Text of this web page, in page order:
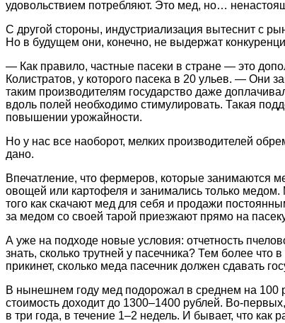
удовольствием потребляют. Это мед, но…
С другой стороны, индустриализация вытеснит с
Но в будущем они, конечно, не выдержат
— Как правило, частные пасеки в стране — это
Колистратов, у которого пасека в 20 ульев. — Они
таким производителям государство даже
вдоль полей необходимо стимулировать. Такая
повышении урожайности.
Но у нас все наоборот, мелких производителей
дано.
Впечатление, что фермеров, которые занимаются
овощей или картофеля и занимались только
того как скачают мед для себя и продажи
за медом со своей тарой приезжают прямо на
А уже на подходе новые условия: отчетность
знать, сколько трутней у пасечника? Тем более
прикинет, сколько меда пасечник должен сдавать
В нынешнем году мед подорожал в среднем на 100
стоимость доходит до 1300–1400 рублей. Во-
в три года, в течение 1–2 недель. И бывает, что